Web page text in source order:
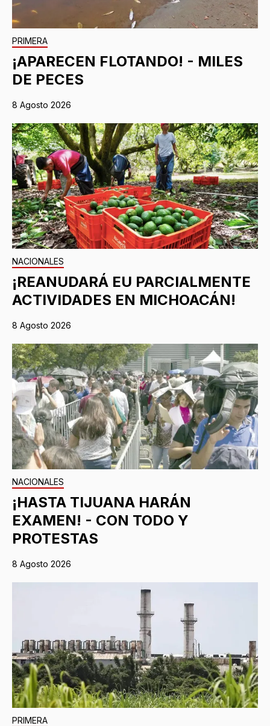
PRIMERA
¡APARECEN FLOTANDO! - MILES
DE PECES
8 Agosto 2026
NACIONALES
¡REANUDARÁ EU PARCIALMENTE
ACTIVIDADES EN MICHOACÁN!
8 Agosto 2026
NACIONALES
¡HASTA TIJUANA HARÁN
EXAMEN! - CON TODO Y
PROTESTAS
8 Agosto 2026
PRIMERA